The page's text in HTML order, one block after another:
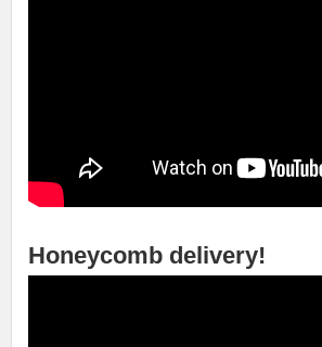
Honeycomb delivery!